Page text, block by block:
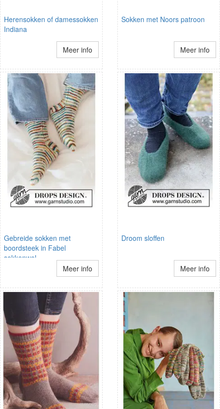
Herensokken of damessokken
Indiana
Meer info
Sokken met Noors patroon
Meer info
Gebreide sokken met
boordsteek in Fabel
sokkenwol
Meer info
Droom sloffen
Meer info